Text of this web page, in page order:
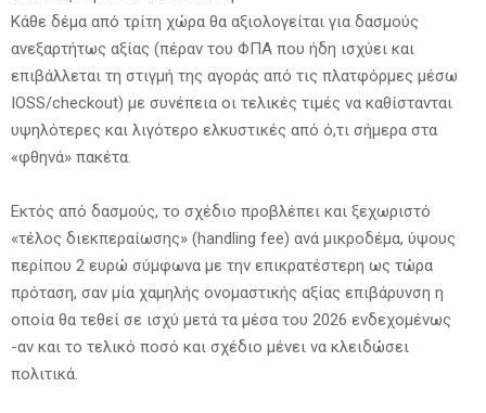
Κάθε δέμα από τρίτη χώρα θα αξιολογείται για δασμούς
ανεξαρτήτως αξίας (πέραν του ΦΠΑ που ήδη ισχύει και
επιβάλλεται τη στιγμή της αγοράς από τις πλατφόρμες μέσω
IOSS/checkout) με συνέπεια οι τελικές τιμές να καθίστανται
υψηλότερες και λιγότερο ελκυστικές από ό,τι σήμερα στα
«φθηνά» πακέτα.
Εκτός από δασμούς, το σχέδιο προβλέπει και ξεχωριστό
«τέλος διεκπεραίωσης» (handling fee) ανά μικροδέμα, ύψους
περίπου 2 ευρώ σύμφωνα με την επικρατέστερη ως τώρα
πρόταση, σαν μία χαμηλής ονομαστικής αξίας επιβάρυνση η
οποία θα τεθεί σε ισχύ μετά τα μέσα του 2026 ενδεχομένως
-αν και το τελικό ποσό και σχέδιο μένει να κλειδώσει
πολιτικά.